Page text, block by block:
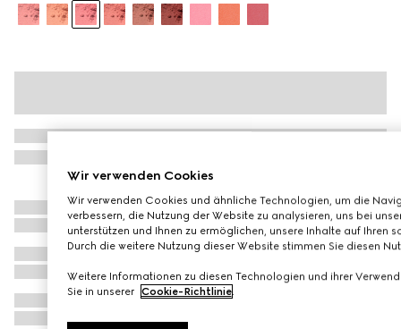
Wir verwenden Cookies
Wir verwenden Cookies und ähnliche Technologien, um die
verbessern, die Nutzung der Website zu analysieren, uns bei
unterstützen und Ihnen zu ermöglichen, unsere Inhalte auf Ihren
Durch die weitere Nutzung dieser Website stimmen Sie diesen
Weitere Informationen zu diesen Technologien und ihrer
Sie in unserer Cookie-Richtlinie.